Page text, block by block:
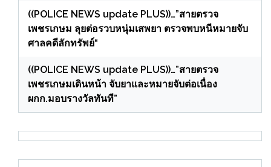
((POLICE NEWS update PLUS))…”สายตรวจ
เพชรเกษม ลุยต่อรวบหนุ่มเสพยา ตรวจพบหนีหมายจับ
ศาลคดีลักทรัพย์“
((POLICE NEWS update PLUS))…”สายตรวจ
เพชรเกษมเดินหน้า จับยาและหมายจับต่อเนื่อง
ผกก.มอบรางวัลทันที”